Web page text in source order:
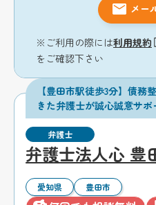
メー
※ご利用の際には利用規約
をご確認下さい
【豊田市駅徒歩3分】債務
きた弁護士が誠心誠意サポ
弁護士
弁護士法人心 豊
愛知県 豊田市